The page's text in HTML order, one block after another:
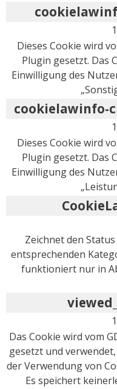
Dieses Cookie wird
Plugin gesetzt. Das
Einwilligung des
cookielawinfo-
Dieses Cookie wird
Plugin gesetzt. Das
Einwilligung des
Zeichnet den
entsprechenden
funktioniert nur in
Das Cookie wird vom
gesetzt und
der Verwendung von
Es speichert